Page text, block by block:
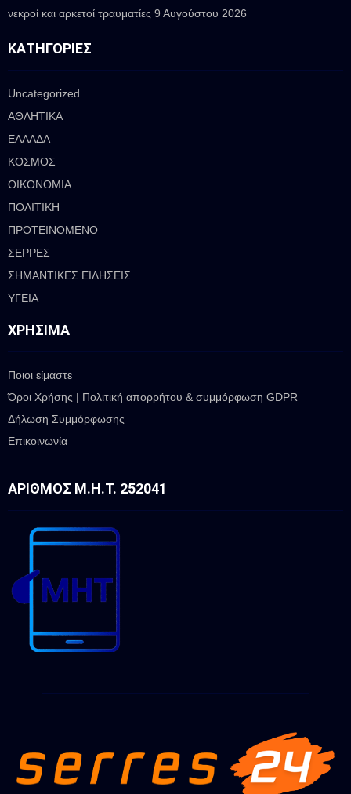
νεκροί και αρκετοί τραυματίες 9 Αυγούστου 2026
ΚΑΤΗΓΟΡΊΕΣ
Uncategorized
ΑΘΛΗΤΙΚΑ
ΕΛΛΑΔΑ
ΚΟΣΜΟΣ
ΟΙΚΟΝΟΜΙΑ
ΠΟΛΙΤΙΚΗ
ΠΡΟΤΕΙΝΟΜΕΝΟ
ΣΕΡΡΕΣ
ΣΗΜΑΝΤΙΚΕΣ ΕΙΔΗΣΕΙΣ
ΥΓΕΙΑ
ΧΡΉΣΙΜΑ
Ποιοι είμαστε
Όροι Χρήσης | Πολιτική απορρήτου & συμμόρφωση GDPR
Δήλωση Συμμόρφωσης
Επικοινωνία
ΑΡΙΘΜΌΣ Μ.Η.Τ. 252041